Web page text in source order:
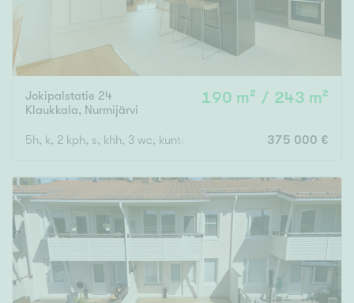
Jokipalstatie 24
Klaukkala, Nurmijärvi
190 m² / 243 m²
5h, k, 2 kph, s, khh, 3 wc, kuntoiluhuone 375 000 €